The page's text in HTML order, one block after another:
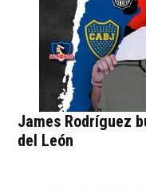
James Rodríguez
del León